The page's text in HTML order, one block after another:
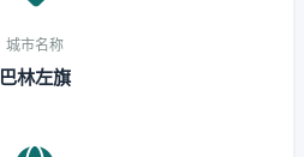
城市名称
巴林左旗